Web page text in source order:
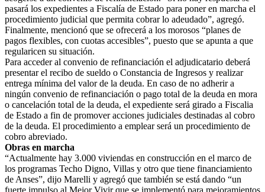
pasará los expedientes a Fiscalía de Estado para poner en marcha el
procedimiento judicial que permita cobrar lo adeudado”, agregó.
Finalmente, mencionó que se ofrecerá a los morosos “planes de
pagos flexibles, con cuotas accesibles”, puesto que se apunta a que
regularicen su situación.
Para acceder al convenio de refinanciación el adjudicatario deberá
presentar el recibo de sueldo o Constancia de Ingresos y realizar
entrega mínima del valor de la deuda. En caso de no adherir a
ningún convenio de refinanciación o pago total de la deuda en mora
o cancelación total de la deuda, el expediente será girado a Fiscalia
de Estado a fin de promover acciones judiciales destinadas al cobro
de la deuda. El procedimiento a emplear será un procedimiento de
cobro abreviado.
Obras en marcha
“Actualmente hay 3.000 viviendas en construcción en el marco de
los programas Techo Digno, Villas y otro que tiene financiamiento
de Anses”, dijo Marelli y agregó que también se está dando “un
fuerte impulso al Mejor Vivir que se implementó para mejoramientos